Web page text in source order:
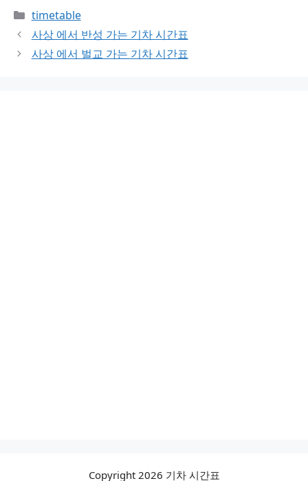
Categories
timetable
사상 에서 반성 가는 기차 시간표
사상 에서 벌교 가는 기차 시간표
Copyright 2026 기차 시간표